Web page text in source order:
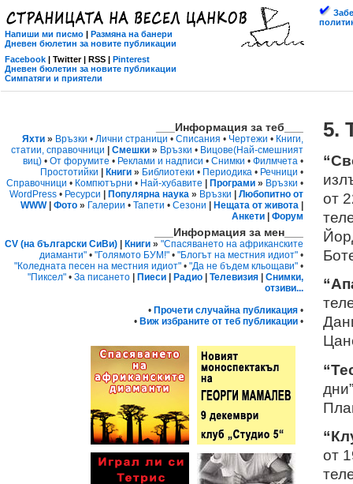
Напиши ми писмо | Размяна на банери
Дневен бюлетин за новите публикации
Facebook | Twitter | RSS | Pinterest
Дневен бюлетин за новите публикации
Симпатяги и приятели
5.
от
от
___Информация за теб___
Яхти » Връзки • Лични страници • Списания • Чертежи • Книги,
статии, справочници
Смешки » Връзки • Вицове(Най-смешният
виц) • От форумите • Реклами и надписи • Снимки • Филмчета •
Простотийки
Книги » Библиотеки • Периодика • Речници •
Справочници • Компютърни • Най-хубавите Програми » Връзки •
WordPress • Ресурси Популярна наука » Връзки
Любопитно от
WWW| Фото » Галерии • Тапети • Сезони Нещата от живота
Анкети
Форум
___Информация за мен___
CV (на български СиВи) Книги » "Спасяването на африканските
диаманти" • "Голямото БУМ!" • "Блогът на местния идиот" •
"Коледната песен на местния идиот" • "Да не бъдем кльощави" •
"Пиксел" • За писането Пиеси Радио Телевизия
Снимки,
отзиви...
• Прочети случайна публикация •
• Виж избраните от теб публикации •